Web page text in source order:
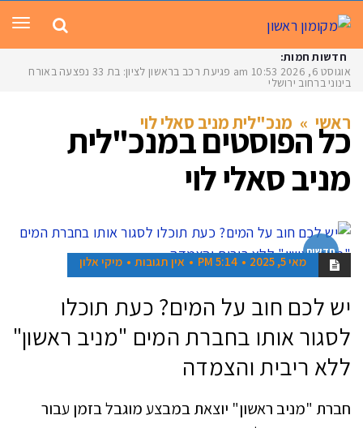
חדשות חמות:
אוגוסט 6, 2026
10:53 am פגיעת רכב בראשון לציון: בת 33 נפצעה באורח
בינוני ברחוב ירושלים
ראשי » מנכ"לית מניב סאלי לוי
כל הפוסטים במנכ"לית
מניב סאלי לוי
חדשות
מאי 5, 2025 5:14 PM אין תגובות מיקי אלון
יש לכם חוב על המים? כעת תוכלו
לסגור אותו בחברת המים "מניב ראשון"
ללא ריבית והצמדה
חברת "מניב ראשון" יוצאת במבצע מוגבל בזמן עבור